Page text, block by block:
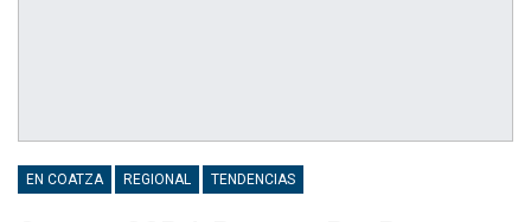
EN COATZA REGIONAL TENDENCIAS